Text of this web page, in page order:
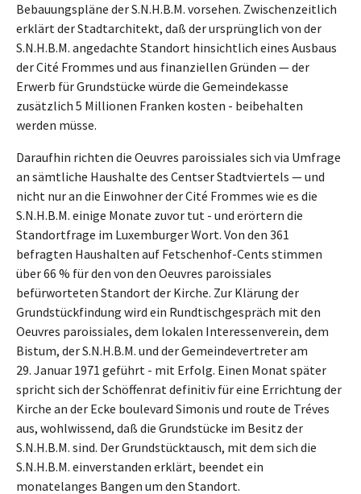
Bebauungspläne der S.N.H.B.M. vorsehen. Zwischenzeitlich
erklärt der Stadtarchitekt, daß der ursprünglich von der
S.N.H.B.M. angedachte Standort hinsichtlich eines Ausbaus
der Cité Frommes und aus finanziellen Gründen — der
Erwerb für Grundstücke würde die Gemeindekasse
zusätzlich 5 Millionen Franken kosten - beibehalten
werden müsse.
Daraufhin richten die Oeuvres paroissiales sich via Umfrage
an sämtliche Haushalte des Centser Stadtviertels — und
nicht nur an die Einwohner der Cité Frommes wie es die
S.N.H.B.M. einige Monate zuvor tut - und erörtern die
Standortfrage im Luxemburger Wort. Von den 361
befragten Haushalten auf Fetschenhof-Cents stimmen
über 66 % für den von den Oeuvres paroissiales
befürworteten Standort der Kirche. Zur Klärung der
Grundstückfindung wird ein Rundtischgespräch mit den
Oeuvres paroissiales, dem lokalen Interessenverein, dem
Bistum, der S.N.H.B.M. und der Gemeindevertreter am
29. Januar 1971 geführt - mit Erfolg. Einen Monat später
spricht sich der Schöffenrat definitiv für eine Errichtung der
Kirche an der Ecke boulevard Simonis und route de Tréves
aus, wohlwissend, daß die Grundstücke im Besitz der
S.N.H.B.M. sind. Der Grundstücktausch, mit dem sich die
S.N.H.B.M. einverstanden erklärt, beendet ein
monatelanges Bangen um den Standort.